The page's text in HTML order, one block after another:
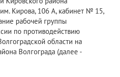
Кирова, 106 А, кабинет № 15,
рабочей группы
по противодействию
области на
Волгограда (далее -